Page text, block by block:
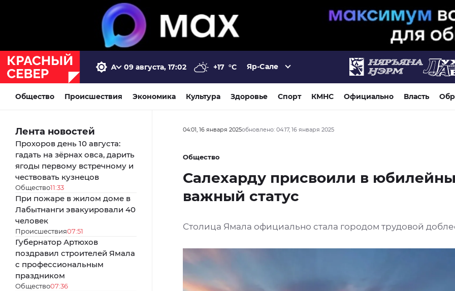
09 августа, 17:02 +17 °C Яр-Сале
Общество Происшествия Экономика Культура Здоровье Спорт КМНС Официально Власть
Лента новостей
Прохоров день 10 августа:
гадать на зёрнах овса, дарить
ягоды первому встречному и
чествовать кузнецов
Общество11:33
При пожаре в жилом доме в
Лабытнанги эвакуировали 40
человек
Происшествия07:51
Губернатор Артюхов
поздравил строителей Ямала
с профессиональным
праздником
Общество07:36
04:01, 16 января 2025обновлено: 04:17, 16 января 2025
Общество
Салехарду присвоили в
важный статус
Столица Ямала официально стала городом трудовой